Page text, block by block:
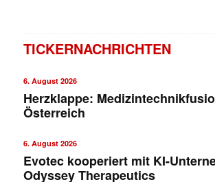
TICKERNACHRICHTEN
6. August 2026
Herzklappe:
Österreich
6. August 2026
Evotec kooperiert mit KI-
Odyssey Therapeutics